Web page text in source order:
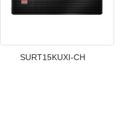
SURT15KUXI-CH